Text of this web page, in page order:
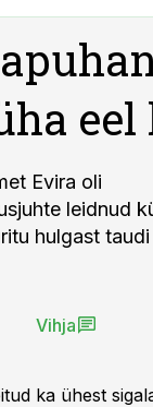
Evira oli
leidnud
hulgast
Vihja
ka ühest